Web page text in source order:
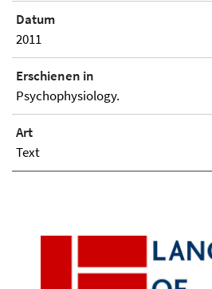
Datum
2011
Erschienen in
Psychophysiology.
Art
Text